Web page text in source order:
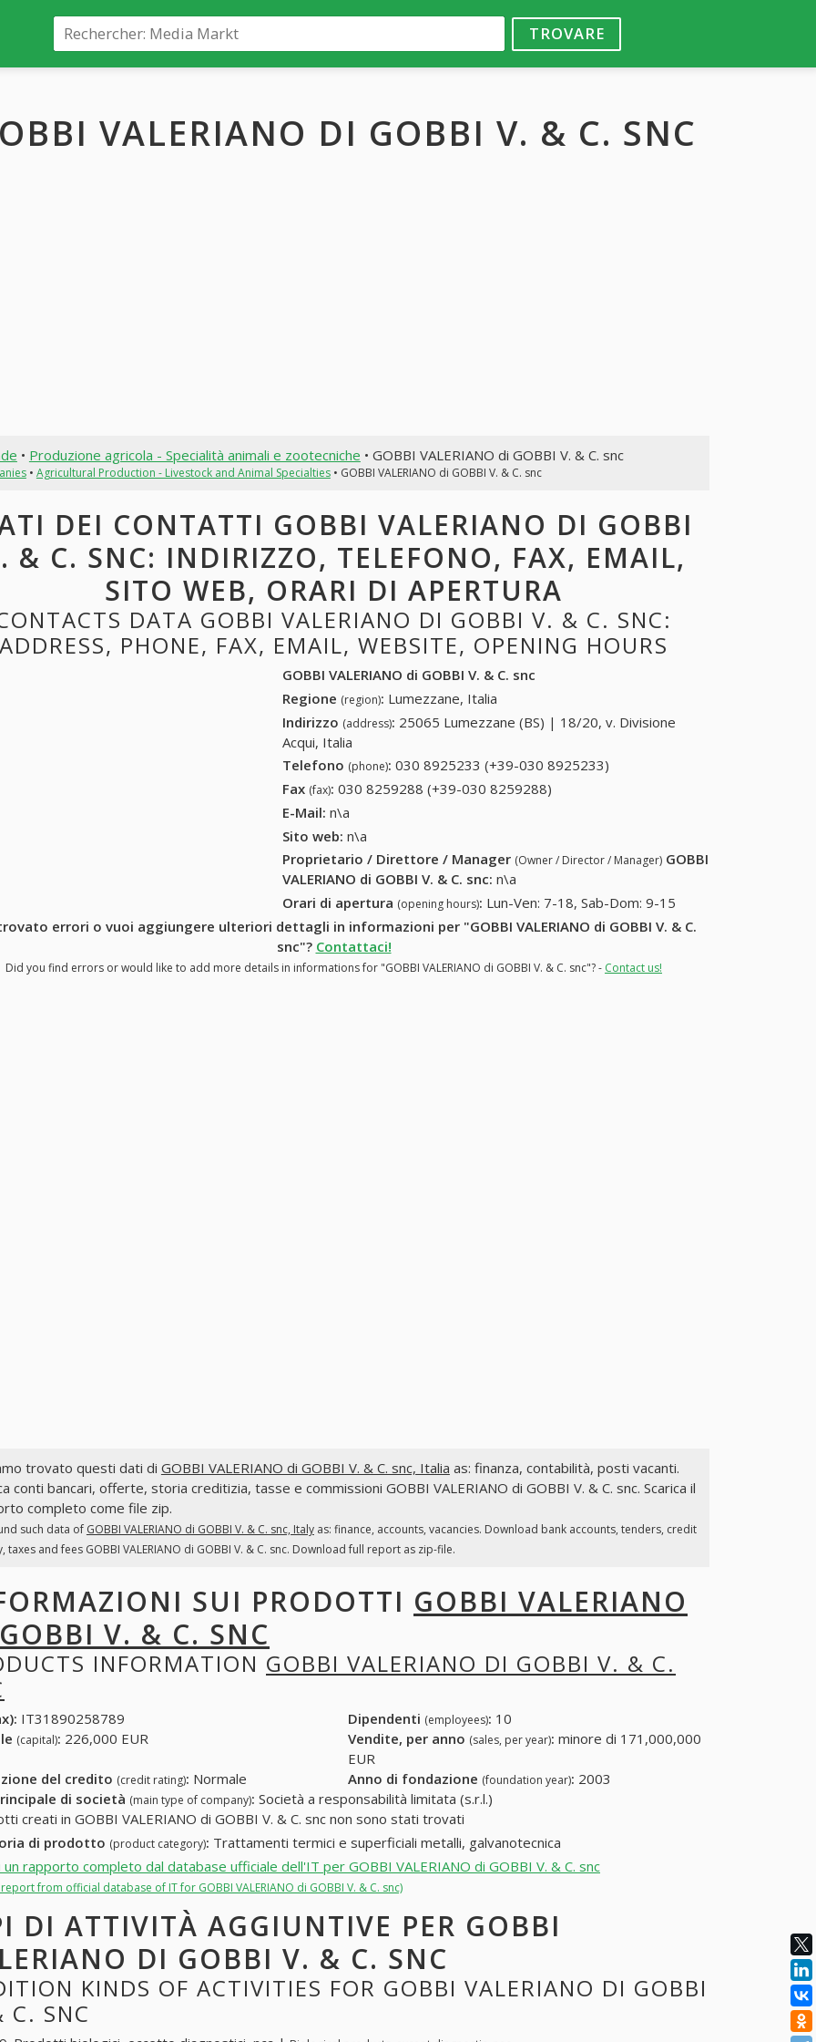
TROVARE
VALERIANO DI GOBBI V. & C. SNC
• Produzione agricola - Specialità animali e zootecniche • GOBBI VALERIANO di GOBBI V. & C. snc
• Agricultural Production - Livestock and Animal Specialties• GOBBI VALERIANO di GOBBI V. & C. snc
DEI CONTATTI GOBBI VALERIANO DI GOBBI
& C. SNC: INDIRIZZO, TELEFONO, FAX, EMAIL,
SITO WEB, ORARI DI APERTURA
DATA GOBBI VALERIANO DI GOBBI V. & C. SNC:
ADDRESS, PHONE, FAX, EMAIL, WEBSITE, OPENING HOURS
GOBBI VALERIANO di GOBBI V. & C. snc
Regione (region): Lumezzane, Italia
Indirizzo (address): 25065 Lumezzane (BS) | 18/20, v. Divisione
Acqui, Italia
Telefono (phone): 030 8925233 (+39-030 8925233)
Fax (fax): 030 8259288 (+39-030 8259288)
E-Mail: n\a
Sito web: n\a
Proprietario / Direttore / Manager (Owner / Director / Manager) GOBBI
VALERIANO di GOBBI V. & C. snc: n\a
Orari di apertura (opening hours): Lun-Ven: 7-18, Sab-Dom: 9-15
errori o vuoi aggiungere ulteriori dettagli in informazioni per "GOBBI VALERIANO di GOBBI V. & C.
snc"? Contattaci!
Did you find errors or would like to add more details in informations for "GOBBI VALERIANO di GOBBI V. & C. snc"? - Contact us!
trovato questi dati di GOBBI VALERIANO di GOBBI V. & C. snc, Italia as: finanza, contabilità, posti vacanti.
conti bancari, offerte, storia creditizia, tasse e commissioni GOBBI VALERIANO di GOBBI V. & C. snc. Scarica il
completo come file zip.
such data of GOBBI VALERIANO di GOBBI V. & C. snc, Italyas: finance, accounts, vacancies. Download bank accounts, tenders, credit
taxes and fees GOBBI VALERIANO di GOBBI V. & C. snc. Download full report as zip-file.
SUI PRODOTTI GOBBI VALERIANO
V. & C. SNC
INFORMATION GOBBI VALERIANO DI GOBBI V. & C.
IT31890258789 Dipendenti (employees): 10
(capital): 226,000 EUR Vendite, per anno (sales, per year): minore di 171,000,000
EUR
del credito (credit rating): Normale Anno di fondazione (foundation year): 2003
di società (main type of company): Società a responsabilità limitata (s.r.l.)
creati in GOBBI VALERIANO di GOBBI V. & C. snc non sono stati trovati
di prodotto (product category): Trattamenti termici e superficiali metalli, galvanotecnica
rapporto completo dal database ufficiale dell'IT per GOBBI VALERIANO di GOBBI V. & C. snc
from official database of IT for GOBBI VALERIANO di GOBBI V. & C. snc)
DI ATTIVITÀ AGGIUNTIVE PER GOBBI
DI GOBBI V. & C. SNC
KINDS OF ACTIVITIES FOR GOBBI VALERIANO DI GOBBI
C. SNC